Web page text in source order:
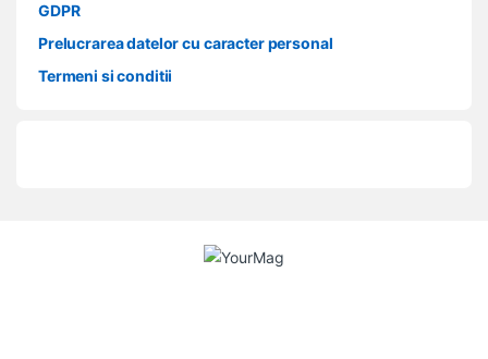
GDPR
Prelucrarea datelor cu caracter personal
Termeni si conditii